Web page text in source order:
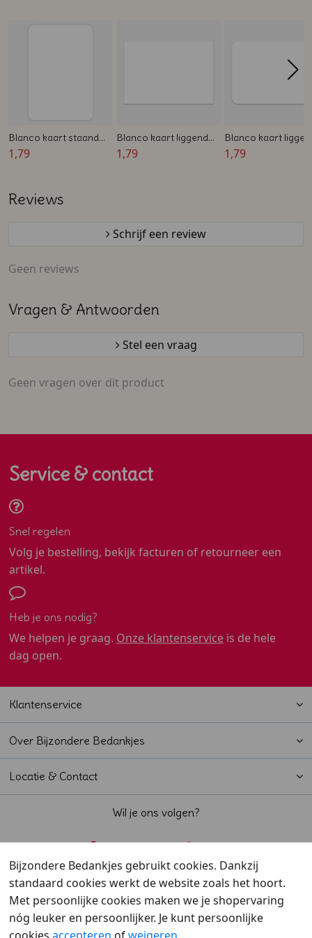
Blanco kaart staand
A6 ronde hoeken -
1,79
Blanco kaart liggend
A6 - Dubbelzijdig - Zelf
1,79
Blanco kaart
A6 ronde hoeken -
1,79
Reviews
Schrijf een review
Geen reviews
Vragen & Antwoorden
Stel een vraag
Geen vragen over dit product
Service & contact
Snel regelen
Volg je bestelling, bekijk facturen of retourneer een
artikel.
Heb je ons nodig?
We helpen je graag. Onze klantenserviceis de hele
dag open.
Klantenservice
Over Bijzondere Bedankjes
Locatie & Contact
Wil je ons volgen?
Bijzondere Bedankjes gebruikt cookies. Dankzij
standaard cookies werkt de website zoals het hoort.
Met persoonlijke cookies maken we je shopervaring
nóg leuker en persoonlijker. Je kunt persoonlijke